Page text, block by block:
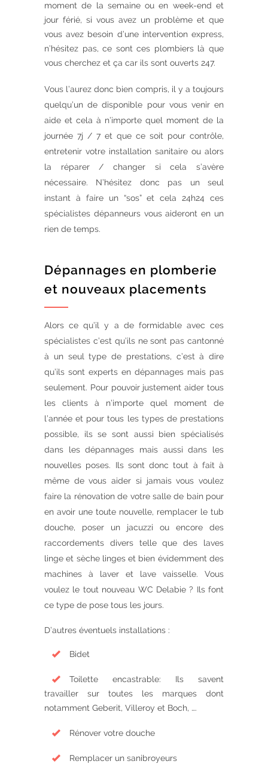
moment de la semaine ou en week-end et
jour férié, si vous avez un problème et que
vous avez besoin d’une intervention express,
n’hésitez pas, ce sont ces plombiers là que
vous cherchez et ça car ils sont ouverts 247.
Vous l’aurez donc bien compris, il y a toujours
quelqu’un de disponible pour vous venir en
aide et cela à n’importe quel moment de la
journée 7j / 7 et que ce soit pour contrôle,
entretenir votre installation sanitaire ou alors
la réparer / changer si cela s’avère
nécessaire. N’hésitez donc pas un seul
instant à faire un “sos” et cela 24h24 ces
spécialistes dépanneurs vous aideront en un
rien de temps.
Dépannages en plomberie
et nouveaux placements
Alors ce qu’il y a de formidable avec ces
spécialistes c’est qu’ils ne sont pas cantonné
à un seul type de prestations, c’est à dire
qu’ils sont experts en dépannages mais pas
seulement. Pour pouvoir justement aider tous
les clients à n’importe quel moment de
l’année et pour tous les types de prestations
possible, ils se sont aussi bien spécialisés
dans les dépannages mais aussi dans les
nouvelles poses. Ils sont donc tout à fait à
même de vous aider si jamais vous voulez
faire la rénovation de votre salle de bain pour
en avoir une toute nouvelle, remplacer le tub
douche, poser un jacuzzi ou encore des
raccordements divers telle que des laves
linge et sèche linges et bien évidemment des
machines à laver et lave vaisselle. Vous
voulez le tout nouveau WC Delabie ? Ils font
ce type de pose tous les jours.
D’autres éventuels installations :
Bidet
Toilette encastrable: Ils savent
travailler sur toutes les marques dont
notamment Geberit, Villeroy et Boch, ….
Rénover votre douche
Remplacer un sanibroyeurs